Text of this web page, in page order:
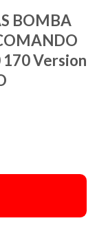
BOMBA
170 Version